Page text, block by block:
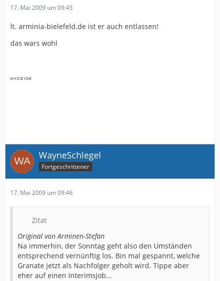
17. Mai 2009 um 09:45
lt. arminia-bielefeld.de ist er auch entlassen!
das wars wohl
WayneSchlegel
Fortgeschrittener
17. Mai 2009 um 09:46
Zitat
Original von Arminen-Stefan
Na immerhin, der Sonntag geht also den Umständen
entsprechend vernünftig los. Bin mal gespannt, welche
Granate jetzt als Nachfolger geholt wird. Tippe aber
eher auf einen Interimsjob...